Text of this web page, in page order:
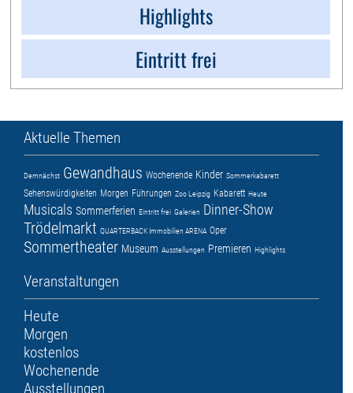
Highlights
Eintritt frei
Aktuelle Themen
Demnächst Gewandhaus Wochenende Kinder Sommerkabarett
Sehenswürdigkeiten Morgen Führungen Zoo Leipzig Kabarett Heute
Musicals Sommerferien Eintritt frei Galerien Dinner-Show
Trödelmarkt QUARTERBACK Immobilien ARENA Oper
Sommertheater Museum Ausstellungen Premieren Highlights
Veranstaltungen
Heute
Morgen
kostenlos
Wochenende
Ausstellungen